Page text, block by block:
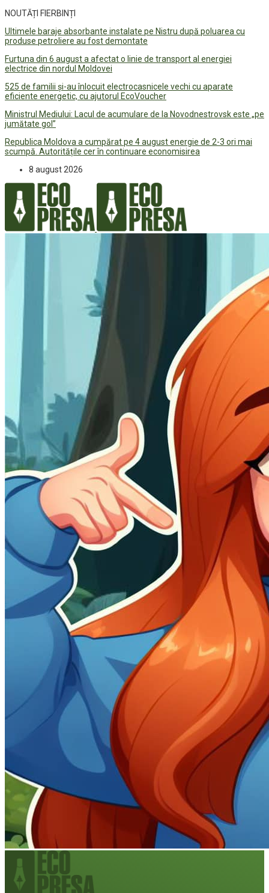
NOUTĂȚI FIERBINȚI
Ultimele baraje absorbante instalate pe Nistru după poluarea cu
produse petroliere au fost demontate
Furtuna din 6 august a afectat o linie de transport al energiei
electrice din nordul Moldovei
525 de familii și-au înlocuit electrocasnicele vechi cu aparate
eficiente energetic, cu ajutorul EcoVoucher
Ministrul Mediului: Lacul de acumulare de la Novodnestrovsk este „pe
jumătate gol”
Republica Moldova a cumpărat pe 4 august energie de 2-3 ori mai
scumpă. Autoritățile cer în continuare economisirea
8 august 2026